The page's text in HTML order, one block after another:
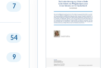
7
54
9